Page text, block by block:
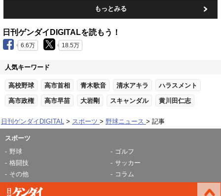
もっとみる
日刊ゲンダイDIGITALを読もう！
6.6万 18.5万
人気キーワード
高校野球 高市首相 青木歌音 清水アキラ ハラスメント
高市政権 高市早苗 大岩剛 スキャンダル 黄川田仁志
日刊ゲンダイDIGITAL スポーツ 野球ニュース 記事
スポーツ
野球
ゴルフ
格闘技
サッカー
その他
コラム